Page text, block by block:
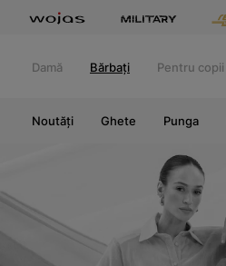
Damă Bărbați Pentru copii
Noutăți Ghete Punga